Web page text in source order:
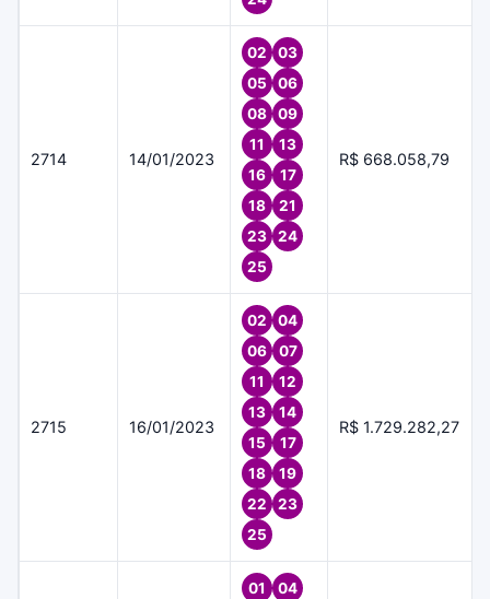
2714 14/01/2023
02
03
05
06
08
09
11
13
16
17
18
21
23
24
25
R$ 668.058,79
2715 16/01/2023
02
04
06
07
11
12
13
14
15
17
18
19
22
23
25
R$ 1.729.282,27
01
04